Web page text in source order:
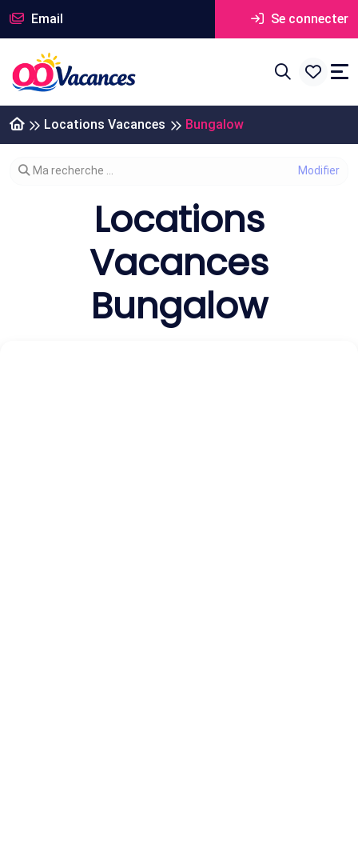
Email Se connecter
Locations Vacances Bungalow
Modifier votre recherche
Ma recherche ...
Locations
Vacances
Bungalow